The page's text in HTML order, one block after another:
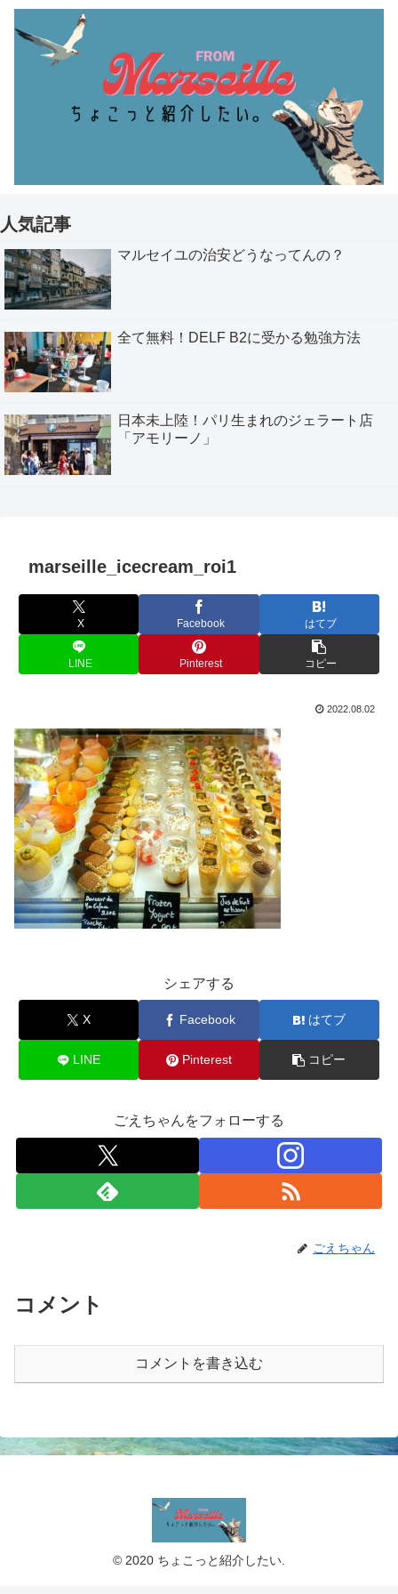
人気記事
マルセイユの治安どうなってんの？
全て無料！DELF B2に受かる勉強方法
日本未上陸！パリ生まれのジェラート店
「アモリーノ」
marseille_icecream_roi1
X Facebook はてブ
LINE Pinterest コピー
2022.08.02
シェアする
X Facebook はてブ
LINE Pinterest コピー
ごえちゃんをフォローする
ごえちゃん
コメント
コメントを書き込む
© 2020 ちょこっと紹介したい.